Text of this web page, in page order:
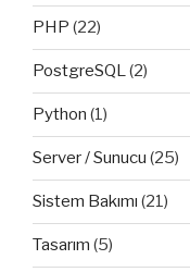
PHP (22)
PostgreSQL(2)
Python (1)
Server / Sunucu (25)
Sistem Bakımı (21)
Tasarım (5)